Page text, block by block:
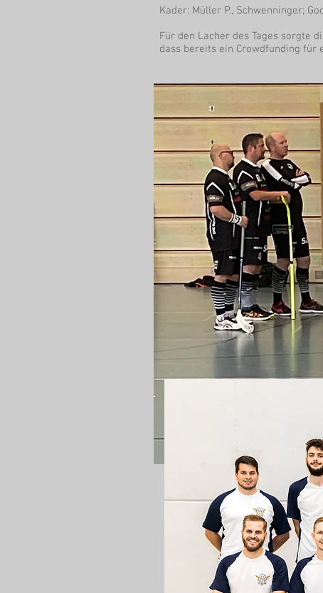
Kader: Müller P., Schwenninger;
Für den Lacher des Tages sorgte
dass bereits ein Crowdfunding